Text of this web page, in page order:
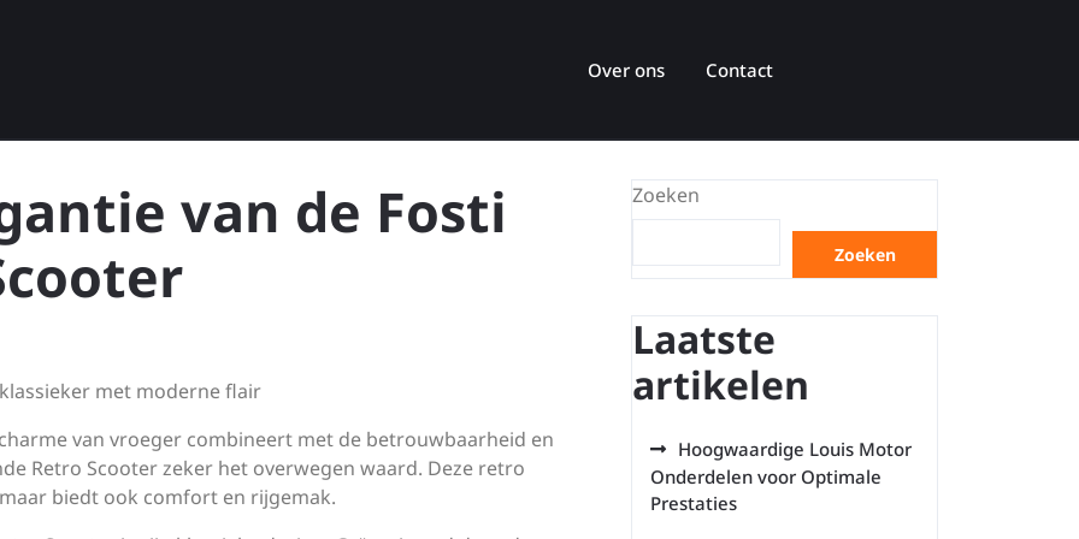
Over ons Contact
van de Fosti
met moderne flair
van vroeger combineert met de betrouwbaarheid en
Retro Scooter zeker het overwegen waard. Deze retro
biedt ook comfort en rijgemak.
Zoeken
Zoeken
Laatste
artikelen
Hoogwaardige Louis Motor
Onderdelen voor Optimale
Prestaties